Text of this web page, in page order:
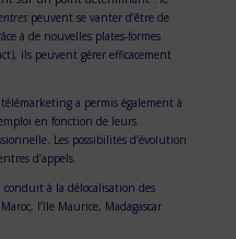
peuvent se vanter d’être de
à de nouvelles plates-formes
ils peuvent gérer efficacement
a permis également à
en fonction de leurs
Les possibilités d’évolution
d’appels.
à la délocalisation des
l’île Maurice, Madagascar